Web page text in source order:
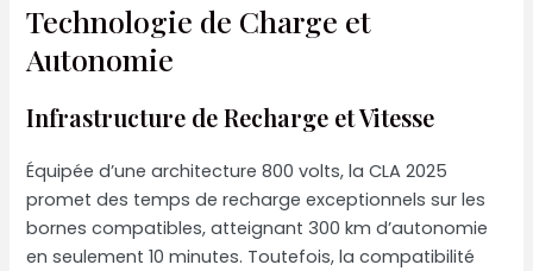
Technologie de Charge et
Autonomie
Infrastructure de Recharge et Vitesse
Équipée d’une architecture 800 volts, la CLA 2025
promet des temps de recharge exceptionnels sur les
bornes compatibles, atteignant 300 km d’autonomie
en seulement 10 minutes. Toutefois, la compatibilité